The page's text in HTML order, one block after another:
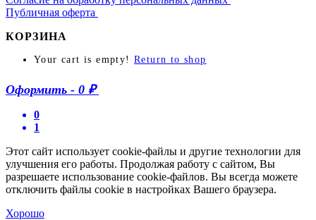
Публичная оферта
КОРЗИНА
Your cart is empty! Return to shop
Оформить - 0 ₽
0
1
Этот сайт использует cookie-файлы и другие технологии для
улучшения его работы. Продолжая работу с сайтом, Вы
разрешаете использование cookie-файлов. Вы всегда можете
отключить файлы cookie в настройках Вашего браузера.
Хорошо